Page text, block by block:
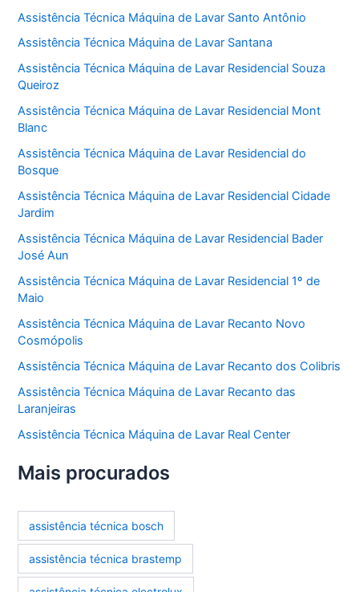
Assistência Técnica Máquina de Lavar Santo Antônio
Assistência Técnica Máquina de Lavar Santana
Assistência Técnica Máquina de Lavar Residencial Souza
Queiroz
Assistência Técnica Máquina de Lavar Residencial Mont
Blanc
Assistência Técnica Máquina de Lavar Residencial do
Bosque
Assistência Técnica Máquina de Lavar Residencial Cidade
Jardim
Assistência Técnica Máquina de Lavar Residencial Bader
José Aun
Assistência Técnica Máquina de Lavar Residencial 1º de
Maio
Assistência Técnica Máquina de Lavar Recanto Novo
Cosmópolis
Assistência Técnica Máquina de Lavar Recanto dos Colibris
Assistência Técnica Máquina de Lavar Recanto das
Laranjeiras
Assistência Técnica Máquina de Lavar Real Center
Mais procurados
assistência técnica bosch
assistência técnica brastemp